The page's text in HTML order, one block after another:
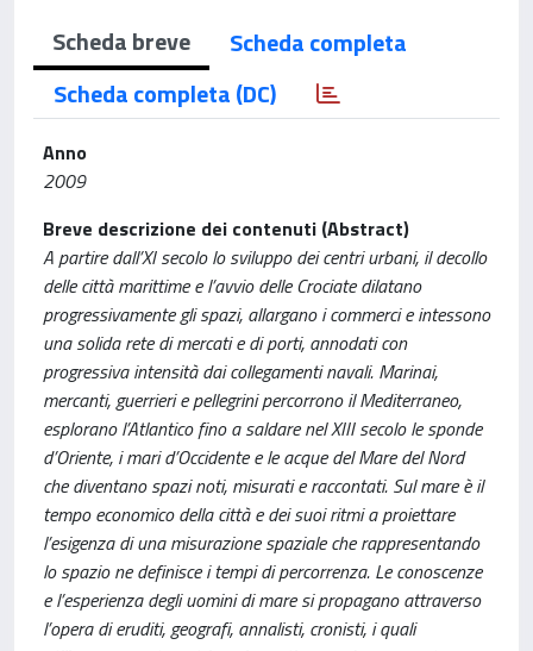
Scheda breve
Scheda completa
Scheda completa (DC)
Anno
2009
Breve descrizione dei contenuti (Abstract)
A partire dall’XI secolo lo sviluppo dei centri urbani, il decollo
delle città marittime e l’avvio delle Crociate dilatano
progressivamente gli spazi, allargano i commerci e intessono
una solida rete di mercati e di porti, annodati con
progressiva intensità dai collegamenti navali. Marinai,
mercanti, guerrieri e pellegrini percorrono il Mediterraneo,
esplorano l’Atlantico fino a saldare nel XIII secolo le sponde
d’Oriente, i mari d’Occidente e le acque del Mare del Nord
che diventano spazi noti, misurati e raccontati. Sul mare è il
tempo economico della città e dei suoi ritmi a proiettare
l’esigenza di una misurazione spaziale che rappresentando
lo spazio ne definisce i tempi di percorrenza. Le conoscenze
e l’esperienza degli uomini di mare si propagano attraverso
l’opera di eruditi, geografi, annalisti, cronisti, i quali